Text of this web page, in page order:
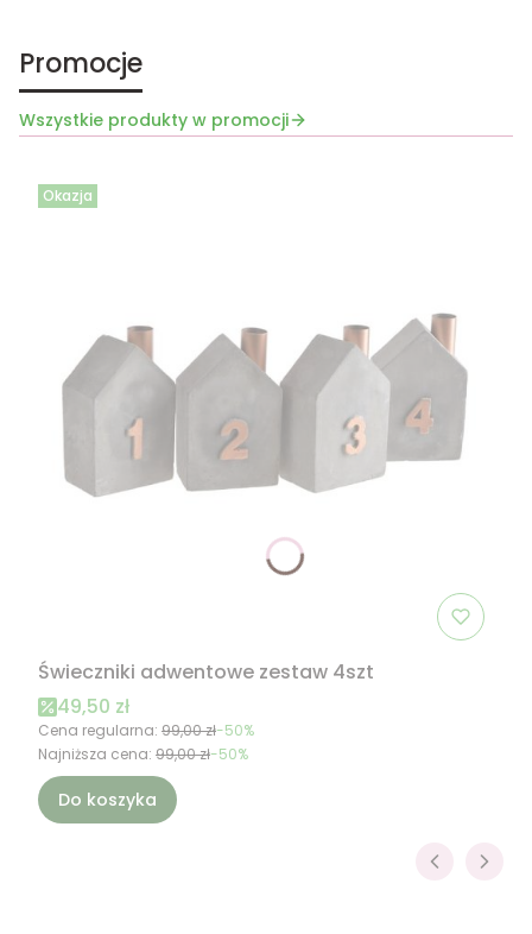
Promocje
Wszystkie produkty w promocji
Okazja
Świeczniki adwentowe zestaw 4szt
Cena promocyjna
49,50 zł
Cena regularna: 99,00 zł-50%
Najniższa cena: 99,00 zł-50%
Do koszyka